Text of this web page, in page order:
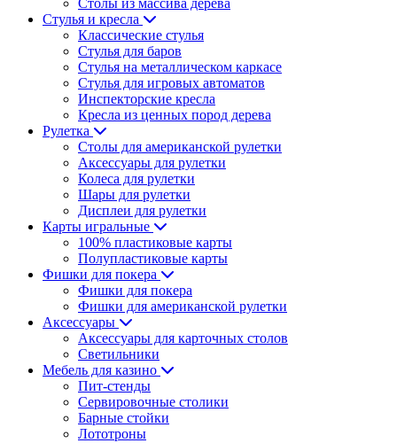
Столы из массива дерева
Стулья и кресла
Классические стулья
Стулья для баров
Стулья на металлическом каркасе
Стулья для игровых автоматов
Инспекторские кресла
Кресла из ценных пород дерева
Рулетка
Столы для американской рулетки
Аксессуары для рулетки
Колеса для рулетки
Шары для рулетки
Дисплеи для рулетки
Карты игральные
100% пластиковые карты
Полупластиковые карты
Фишки для покера
Фишки для покера
Фишки для американской рулетки
Аксессуары
Аксессуары для карточных столов
Светильники
Мебель для казино
Пит-стенды
Сервировочные столики
Барные стойки
Лототроны